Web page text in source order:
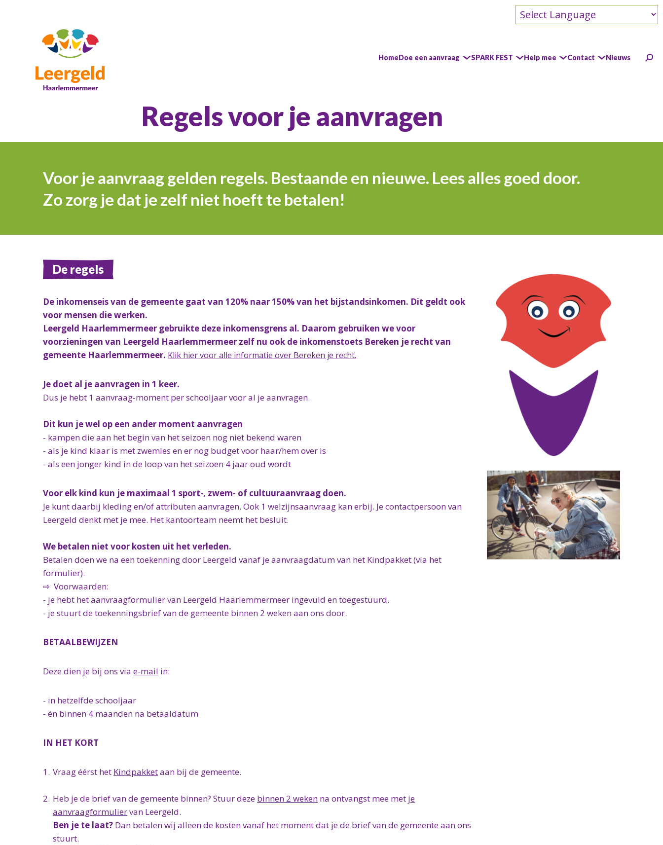
Powered by
HomeDoe een aanvraag SPARK FEST Help mee Contact Nieuws
Regels voor je aanvragen
Voor je aanvraag gelden regels. Bestaande en nieuwe. Lees alles goed door.
Zo zorg je dat je zelf niet hoeft te betalen!
De regels
De inkomenseis van de gemeente gaat van 120% naar 150% van het bijstandsinkomen. Dit geldt ook
voor mensen die werken.
Leergeld Haarlemmermeer gebruikte deze inkomensgrens al. Daarom gebruiken we voor
voorzieningen van Leergeld Haarlemmermeer zelf nu ook de inkomenstoets Bereken je recht van
gemeente Haarlemmermeer. Klik hier voor alle informatie over Bereken je recht.
Je doet al je aanvragen in 1 keer.
Dus je hebt 1 aanvraag-moment per schooljaar voor al je aanvragen.
Dit kun je wel op een ander moment aanvragen
- kampen die aan het begin van het seizoen nog niet bekend waren
- als je kind klaar is met zwemles en er nog budget voor haar/hem over is
- als een jonger kind in de loop van het seizoen 4 jaar oud wordt
Voor elk kind kun je maximaal 1 sport-, zwem- of cultuuraanvraag doen.
Je kunt daarbij kleding en/of attributen aanvragen. Ook 1 welzijnsaanvraag kan erbij. Je contactpersoon van
Leergeld denkt met je mee. Het kantoorteam neemt het besluit.
We betalen niet voor kosten uit het verleden.
Betalen doen we na een toekenning door Leergeld vanaf je aanvraagdatum van het Kindpakket (via het
formulier).
⇨ Voorwaarden:
- je hebt het aanvraagformulier van Leergeld Haarlemmermeer ingevuld en toegestuurd.
- je stuurt de toekenningsbrief van de gemeente binnen 2 weken aan ons door.
BETAALBEWIJZEN
Deze dien je bij ons via e-mail in:
- in hetzelfde schooljaar
- én binnen 4 maanden na betaaldatum
IN HET KORT
Vraag éérst het Kindpakketaan bij de gemeente.
Heb je de brief van de gemeente binnen? Stuur deze binnen 2 weken na ontvangst mee met je
aanvraagformuliervan Leergeld.
Ben je te laat? Dan betalen wij alleen de kosten vanaf het moment dat je de brief van de gemeente aan ons
stuurt.